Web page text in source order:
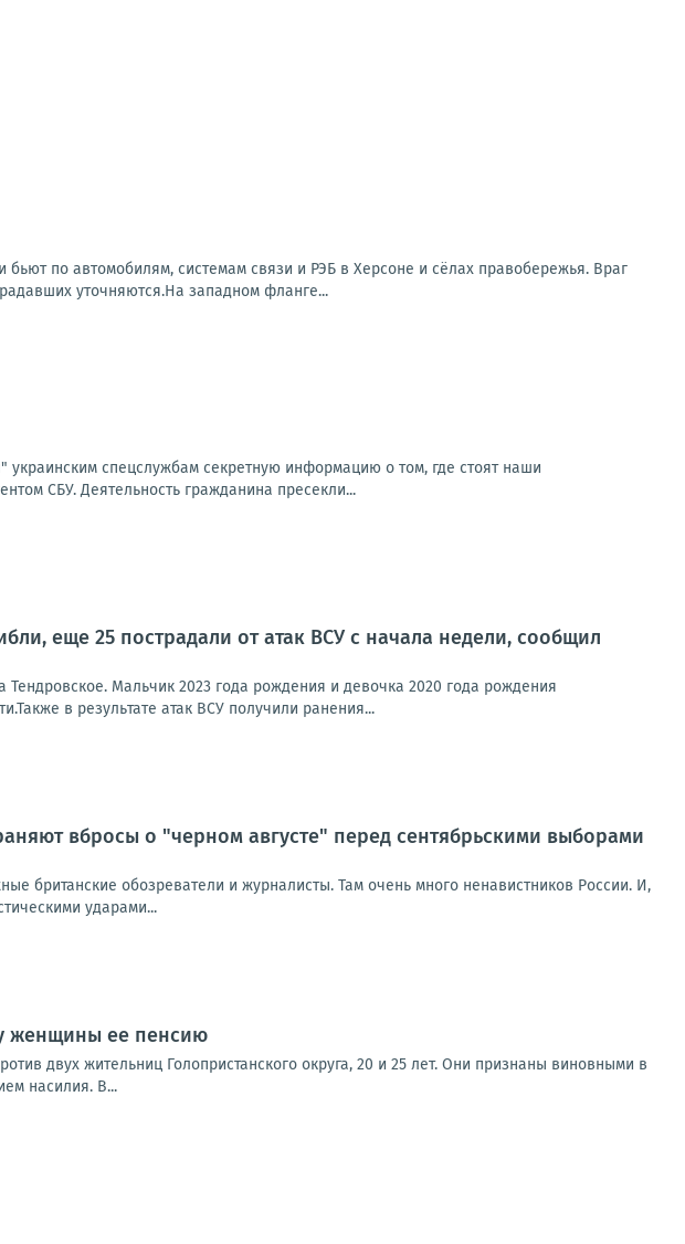
по автомобилям, системам связи и РЭБ в Херсоне и сёлах правобережья. Враг
уточняются.На западном фланге...
спецслужбам секретную информацию о том, где стоят наши
СБУ. Деятельность гражданина пресекли...
еще 25 пострадали от атак ВСУ с начала недели, сообщил
Мальчик 2023 года рождения и девочка 2020 года рождения
в результате атак ВСУ получили ранения...
вбросы о "черном августе" перед сентябрьскими выборами
британские обозреватели и журналисты. Там очень много ненавистников России. И,
ударами...
женщины ее пенсию
двух жительниц Голопристанского округа, 20 и 25 лет. Они признаны виновными в
насилия. В...